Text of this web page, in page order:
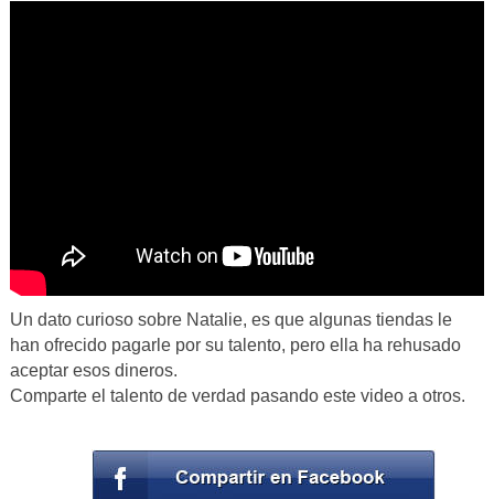
Un dato curioso sobre Natalie, es que algunas tiendas le
han ofrecido pagarle por su talento, pero ella ha rehusado
aceptar esos dineros.
Comparte el talento de verdad pasando este video a otros.